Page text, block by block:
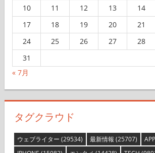
10
11 12 13 14
17
18 19 20 21
24
25 26 27 28
31
« 7月
タグクラウド
ウェブライター (29534) 最新情報 (25707)